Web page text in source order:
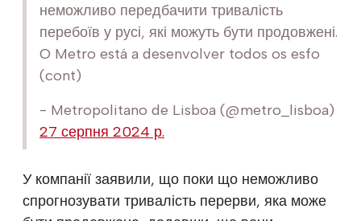
неможливо передбачити тривалість
перебоїв у русі, які можуть бути продовжені.
O Metro está a desenvolver todos os esfo
(cont)
- Metropolitano de Lisboa (@metro_lisboa)
27 серпня 2024 р.
У компанії заявили, що поки що неможливо
спрогнозувати тривалість перерви, яка може